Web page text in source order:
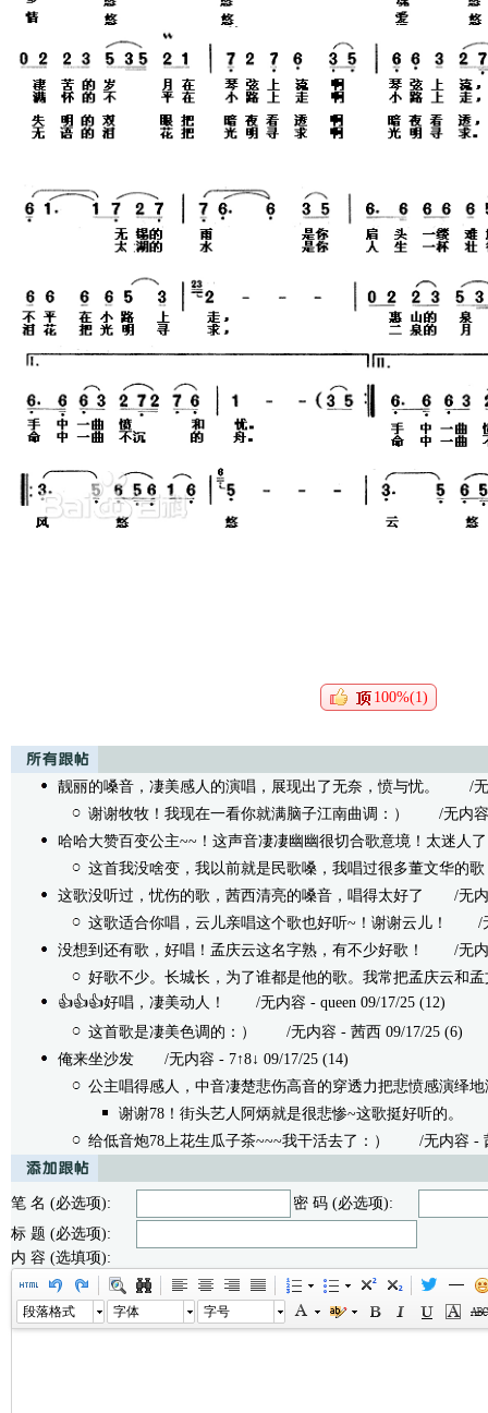
100%(1)
靓丽的嗓音，凄美感人的演唱，展现出了无奈，愤与忧。
/无内
谢谢牧牧！我现在一看你就满脑子江南曲调：）
/无内容 -
哈哈大赞百变公主~~！这声音凄凄幽幽很切合歌意境！太迷人
这首我没啥变，我以前就是民歌嗓，我唱过很多董文华的
这歌没听过，忧伤的歌，茜西清亮的嗓音，唱得太好了
/无内
这歌适合你唱，云儿亲唱这个歌也好听~！谢谢云儿！
/无
没想到还有歌，好唱！孟庆云这名字熟，有不少好歌！
/无内
好歌不少。长城长，为了谁都是他的歌。我常把孟庆云和
👍👍👍好唱，凄美动人！
/无内容 - queen 09/17/25 (12)
这首歌是凄美色调的：）
/无内容 - 茜西 09/17/25 (6)
俺来坐沙发 /无内容 - 7↑8↓ 09/17/25 (14)
公主唱得感人，中音凄楚悲伤高音的穿透力把悲愤感演绎
谢谢78！街头艺人阿炳就是很悲惨~这歌挺好听的。
给低音炮78上花生瓜子茶~~~我干活去了：）
/无内容 -
笔 名 (必选项):
密 码 (必选项):
标 题 (必选项):
内 容 (选填项):
段落格式 字体 字号